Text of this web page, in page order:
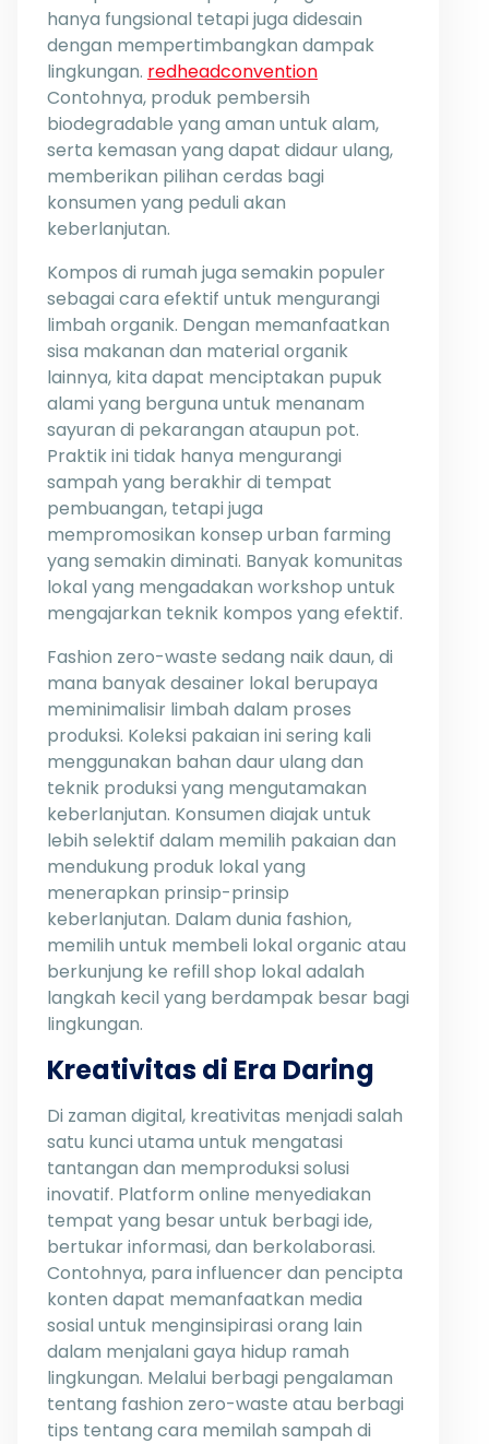
hanya fungsional tetapi juga didesain
dengan mempertimbangkan dampak
lingkungan. redheadconvention
Contohnya, produk pembersih
biodegradable yang aman untuk alam,
serta kemasan yang dapat didaur ulang,
memberikan pilihan cerdas bagi
konsumen yang peduli akan
keberlanjutan.
Kompos di rumah juga semakin populer
sebagai cara efektif untuk mengurangi
limbah organik. Dengan memanfaatkan
sisa makanan dan material organik
lainnya, kita dapat menciptakan pupuk
alami yang berguna untuk menanam
sayuran di pekarangan ataupun pot.
Praktik ini tidak hanya mengurangi
sampah yang berakhir di tempat
pembuangan, tetapi juga
mempromosikan konsep urban farming
yang semakin diminati. Banyak komunitas
lokal yang mengadakan workshop untuk
mengajarkan teknik kompos yang efektif.
Fashion zero-waste sedang naik daun, di
mana banyak desainer lokal berupaya
meminimalisir limbah dalam proses
produksi. Koleksi pakaian ini sering kali
menggunakan bahan daur ulang dan
teknik produksi yang mengutamakan
keberlanjutan. Konsumen diajak untuk
lebih selektif dalam memilih pakaian dan
mendukung produk lokal yang
menerapkan prinsip-prinsip
keberlanjutan. Dalam dunia fashion,
memilih untuk membeli lokal organic atau
berkunjung ke refill shop lokal adalah
langkah kecil yang berdampak besar bagi
lingkungan.
Kreativitas di Era Daring
Di zaman digital, kreativitas menjadi salah
satu kunci utama untuk mengatasi
tantangan dan memproduksi solusi
inovatif. Platform online menyediakan
tempat yang besar untuk berbagi ide,
bertukar informasi, dan berkolaborasi.
Contohnya, para influencer dan pencipta
konten dapat memanfaatkan media
sosial untuk menginsipirasi orang lain
dalam menjalani gaya hidup ramah
lingkungan. Melalui berbagi pengalaman
tentang fashion zero-waste atau berbagi
tips tentang cara memilah sampah di